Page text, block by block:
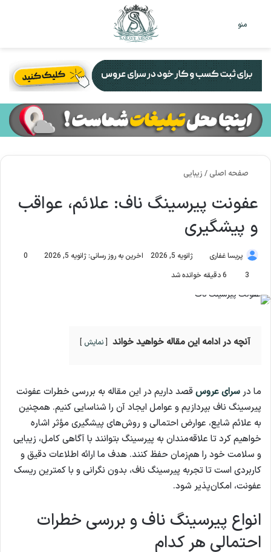
منو
صفحه اصلی / زیبایی
عفونت پیرسینگ ناف: علائم، عواقب
و پیشگیری
پریسا غفاری ژانویه 5, 2026 اخرین به روز رسانی: ژانویه 5, 2026
0
3
آنچه در ادامه این مقاله خواهید خواند نمایش
ما درسرای عروسقصد داریم در این مقاله به بررسی خطرات عفونت
پیرسینگ ناف بپردازیم و عوامل ایجاد آن را شناسایی کنیم. همچنین
به علائم شایع، عوارض احتمالی و روش‌های پیشگیری مؤثر اشاره
خواهیم کرد تا علاقه‌مندان به پیرسینگ بتوانند با آگاهی کامل، زیبایی
و سلامت خود را هم‌زمان حفظ کنند. هدف ما ارائه اطلاعات دقیق و
کاربردی است تا تجربه پیرسینگ ناف، بدون نگرانی و با کمترین ریسک
عفونت، امکان‌پذیر شود.
انواع پیرسینگ ناف و بررسی خطرات
احتمالی هر کدام